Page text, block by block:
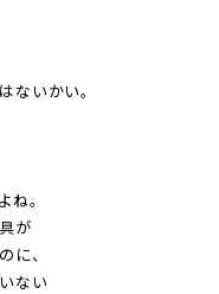
ないかい。
ね。
が
に、
ない